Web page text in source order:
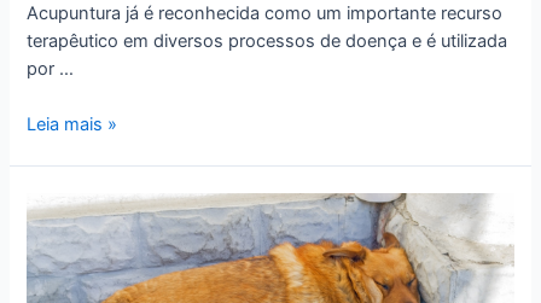
Acupuntura já é reconhecida como um importante recurso
terapêutico em diversos processos de doença e é utilizada
por …
23
Dia
Mundial
do
Acupunturista
Leia mais »